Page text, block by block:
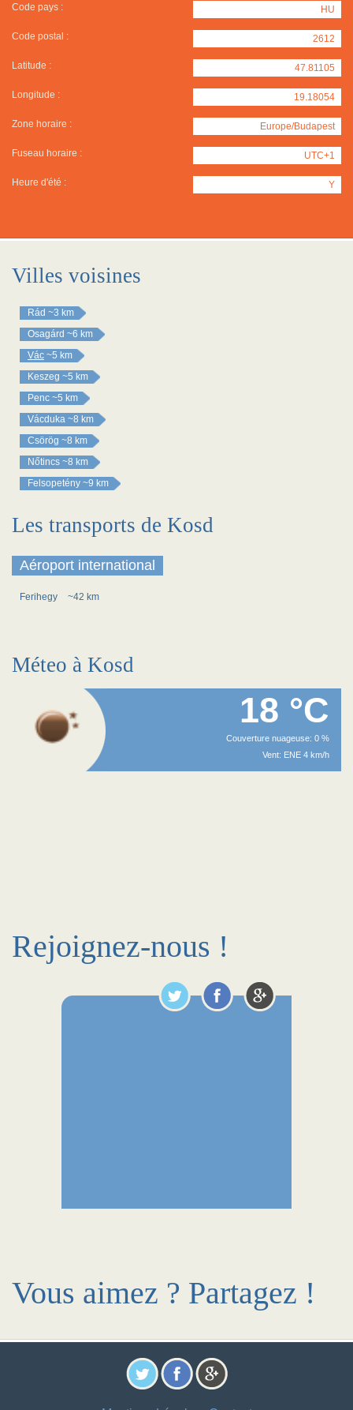
Code pays : HU
Code postal : 2612
Latitude : 47.81105
Longitude : 19.18054
Zone horaire : Europe/Budapest
Fuseau horaire : UTC+1
Heure d'été : Y
Villes voisines
Rád ~3 km
Osagárd ~6 km
Vác ~5 km
Keszeg ~5 km
Penc ~5 km
Vácduka ~8 km
Csörög ~8 km
Nőtincs ~8 km
Felsopetény ~9 km
Les transports de Kosd
Aéroport international
Ferihegy ~42 km
Méteo à Kosd
18 °C
Couverture nuageuse: 0 %
Vent: ENE 4 km/h
Rejoignez-nous !
Vous aimez ? Partagez !